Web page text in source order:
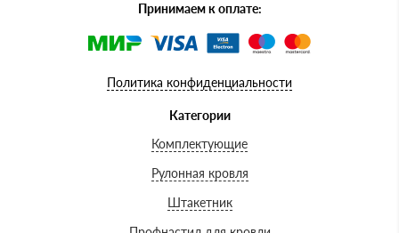
Принимаем к оплате:
Политика конфиденциальности
Категории
Комплектующие
Рулонная кровля
Штакетник